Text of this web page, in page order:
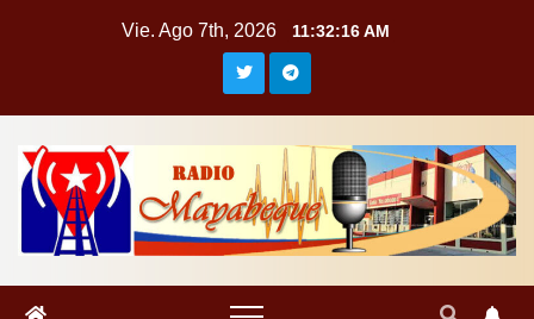
Vie. Ago 7th, 2026 11:32:17 AM